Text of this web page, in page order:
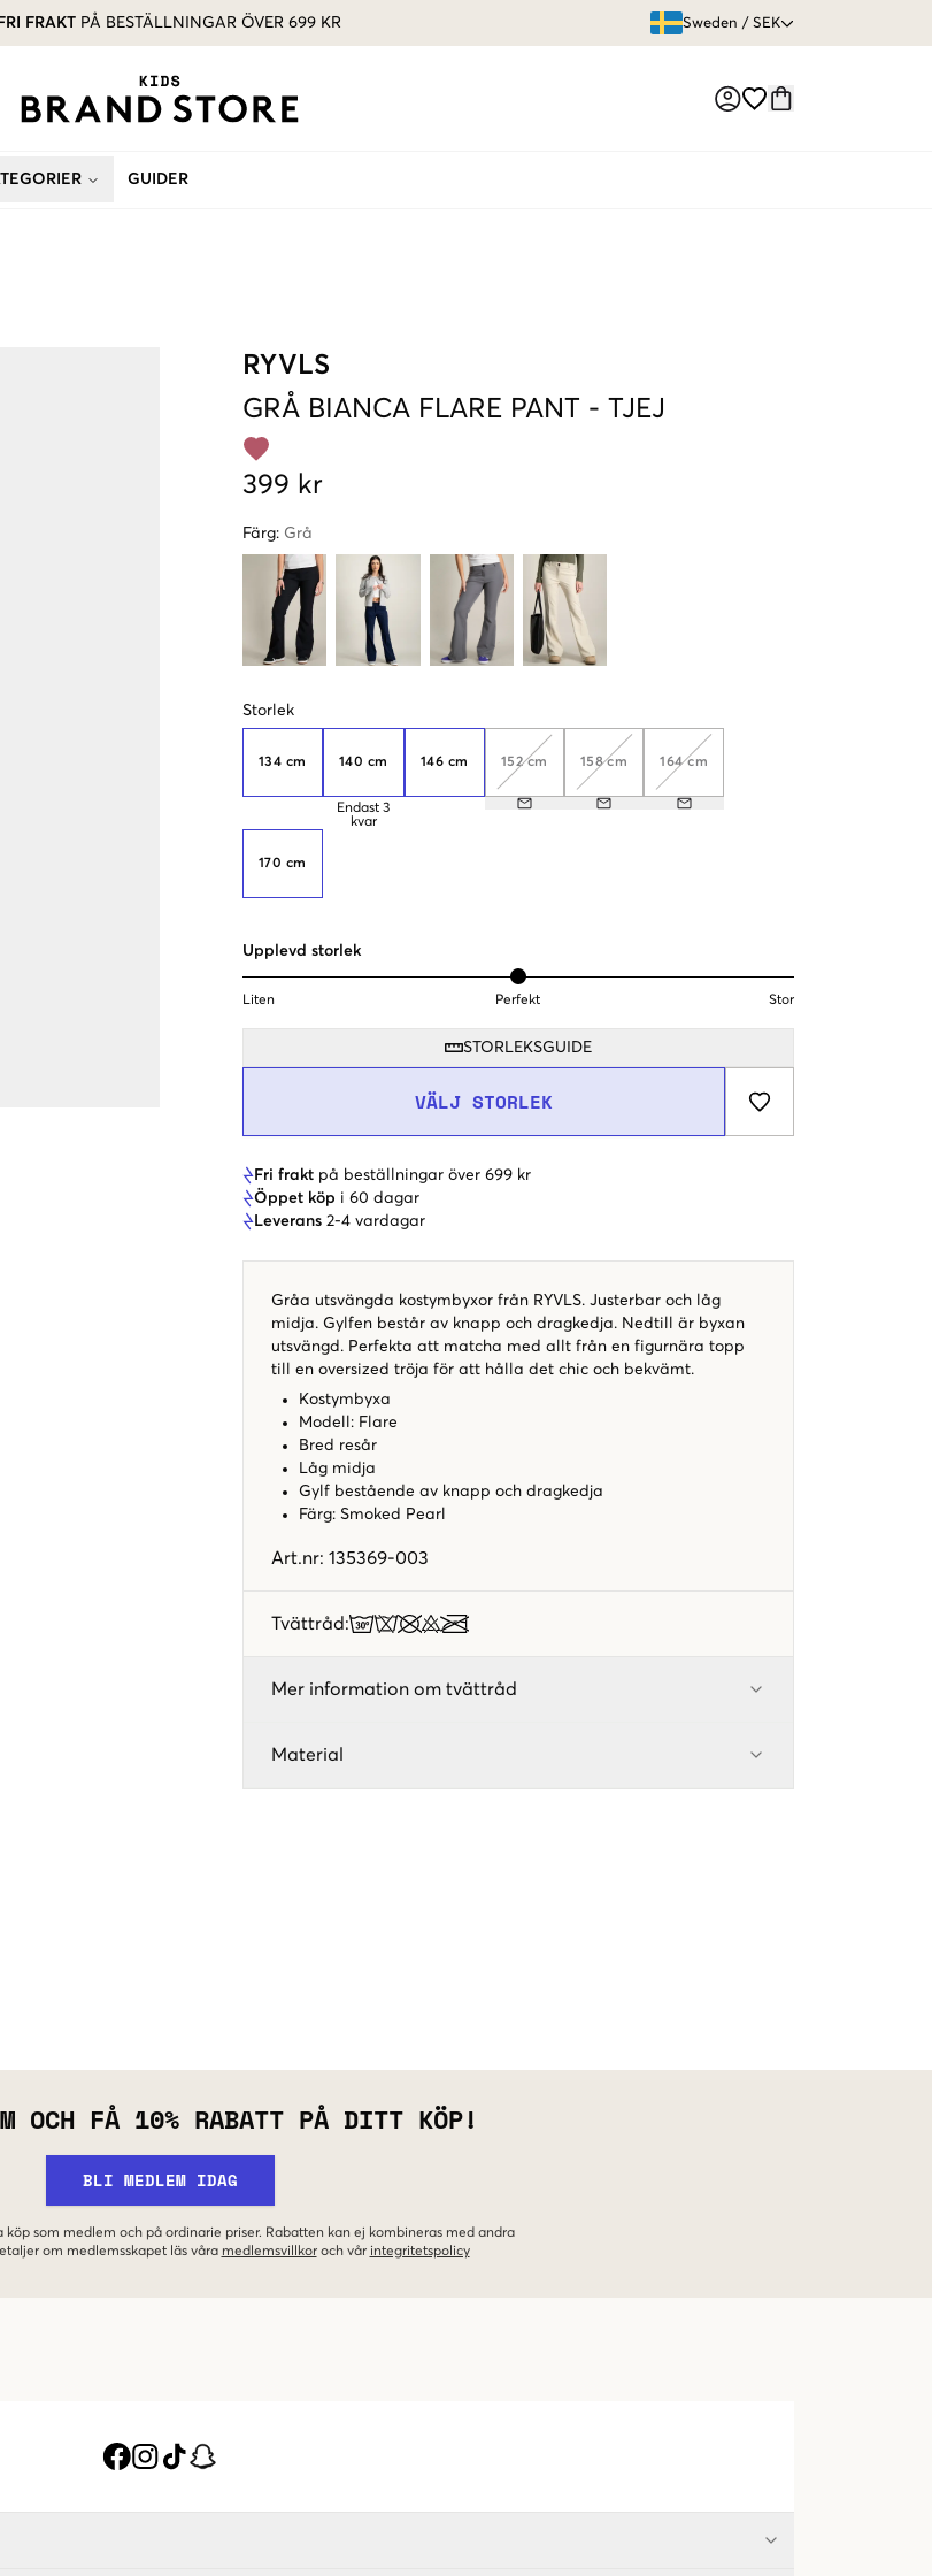
FRI FRAKT PÅ BESTÄLLNINGAR ÖVER 699 KR Sweden / SEK
GUIDER
RYVLS
GRÅ BIANCA FLARE PANT - TJEJ
399 kr
Färg: Grå
Storlek
134 cm 140 cm
Endast 3
kvar
146 cm 152 cm 158 cm 164 cm
170 cm
Upplevd storlek
Liten Perfekt Stor
STORLEKSGUIDE
VÄLJ STORLEK
Fri frakt på beställningar över 699 kr
Öppet köp i 60 dagar
Leverans 2-4 vardagar
Gråa utsvängda kostymbyxor från RYVLS. Justerbar och låg
midja. Gylfen består av knapp och dragkedja. Nedtill är byxan
utsvängd. Perfekta att matcha med allt från en figurnära topp
till en oversized tröja för att hålla det chic och bekvämt.
Kostymbyxa
Modell: Flare
Bred resår
Låg midja
Gylf bestående av knapp och dragkedja
Färg: Smoked Pearl
Art.nr: 135369-003
Tvättråd:
Mer information om tvättråd
Material
OCH FÅ 10% RABATT PÅ DITT KÖP!
BLI MEDLEM IDAG
köp som medlem och på ordinarie priser. Rabatten kan ej kombineras med andra
om medlemsskapet läs våra medlemsvillkor och vår integritetspolicy